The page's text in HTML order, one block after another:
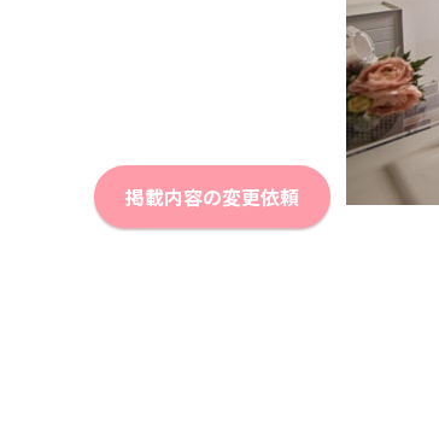
掲載内容の変更依頼